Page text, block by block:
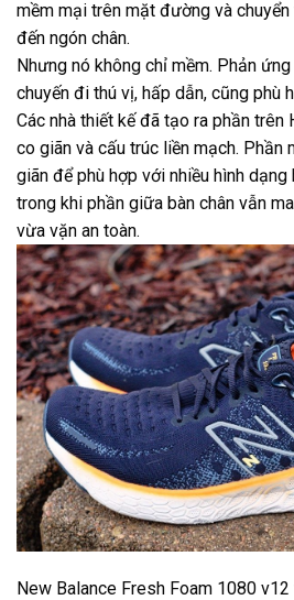
mềm mại trên mặt đường và
đến ngón chân.
Nhưng nó không chỉ mềm. Phản
chuyến đi thú vị, hấp dẫn, cũng phù
Các nhà thiết kế đã tạo ra phần trên
co giãn và cấu trúc liền mạch.
giãn để phù hợp với nhiều hình dạng
trong khi phần giữa bàn chân vẫn
vừa vặn an toàn.
New Balance Fresh Foam 1080